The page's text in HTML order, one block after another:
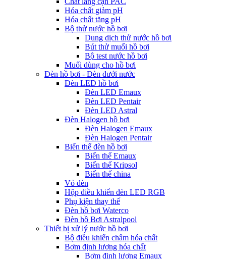
Hóa chất giảm pH
Hóa chất tăng pH
Bộ thử nước hồ bơi
Dung dịch thử nước hồ bơi
Bút thử muối hồ bơi
Bộ test nước hồ bơi
Muối dùng cho hồ bơi
Đèn hồ bơi - Đèn dưới nước
Đèn LED hồ bơi
Đèn LED Emaux
Đèn LED Pentair
Đèn LED Astral
Đèn Halogen hồ bơi
Đèn Halogen Emaux
Đèn Halogen Pentair
Biến thế đèn hồ bơi
Biến thế Emaux
Biến thế Kripsol
Biến thế china
Vỏ đèn
Hộp điều khiển đèn LED RGB
Phụ kiện thay thế
Đèn hồ bơi Waterco
Đèn hồ Bơi Astralpool
Thiết bị xử lý nước hồ bơi
Bộ điều khiển châm hóa chất
Bơm định lượng hóa chất
Bơm định lượng Emaux